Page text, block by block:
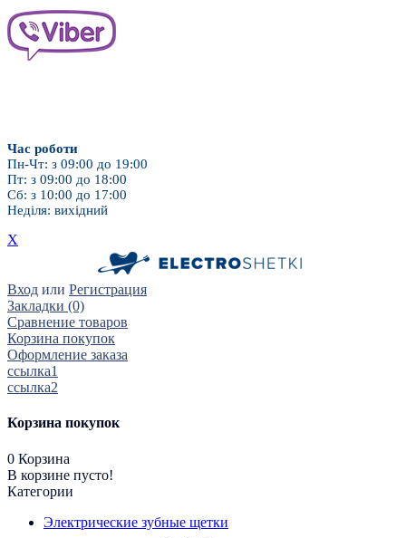
Дитячі насадки
Для брекет-систем
Час роботи
Пн-Чт: з 09:00 до 19:00
Пт: з 09:00 до 18:00
Сб: з 10:00 до 17:00
Неділя: вихідний
X
Вход или Регистрация
Закладки (0)
Сравнение товаров
Корзина покупок
Оформление заказа
ссылка1
ссылка2
Корзина покупок
0 Корзина
В корзине пусто!
Категории
Электрические зубные щетки